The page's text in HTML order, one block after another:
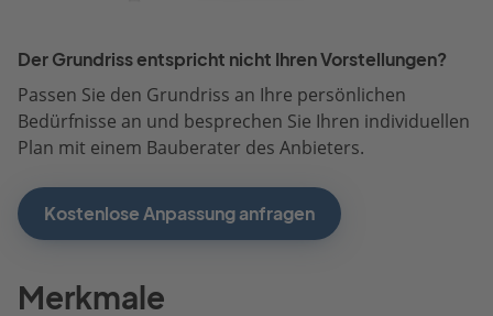
Der Grundriss entspricht nicht Ihren Vorstellungen?
Passen Sie den Grundriss an Ihre persönlichen
Bedürfnisse an und besprechen Sie Ihren individuellen
Plan mit einem Bauberater des Anbieters.
Kostenlose Anpassung anfragen
Merkmale